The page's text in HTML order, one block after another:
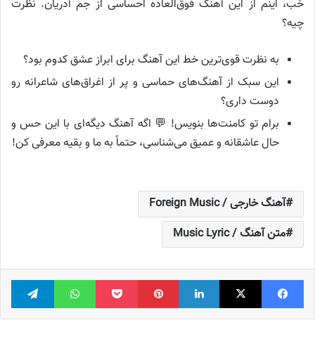
خب، اینم از این آهنگ فوق‌العاده احساسی از جم آدریان. نظرت
چیه؟
به نظرت قوی‌ترین خط این آهنگ برای ابراز عشق کدوم بود؟
این سبک از آهنگ‌های حماسی و پر از اغراق‌های شاعرانه رو
دوست داری؟
برام تو کامنت‌ها بنویس! 💬 اگه آهنگ دیگه‌ای با این حس و
حال عاشقانه و عمیق می‌شناسی، حتماً به ما و بقیه معرفی کن!
آهنگ خارجی / Foreign Music
متن آهنگ / Music Lyric
فیس بوک X لینکدین ‫پین‌ترست پاکت واتس آپ